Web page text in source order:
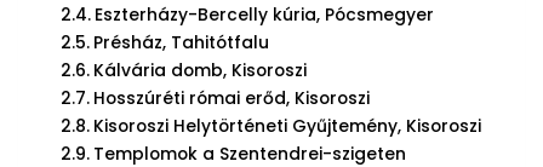
Eszterházy-Bercelly kúria, Pócsmegyer
Présház, Tahitótfalu
Kálvária domb, Kisoroszi
Hosszúréti római erőd, Kisoroszi
Kisoroszi Helytörténeti Gyűjtemény, Kisoroszi
Templomok a Szentendrei-szigeten